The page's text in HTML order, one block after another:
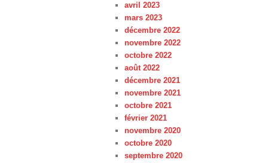
avril 2023
mars 2023
décembre 2022
novembre 2022
octobre 2022
août 2022
décembre 2021
novembre 2021
octobre 2021
février 2021
novembre 2020
octobre 2020
septembre 2020